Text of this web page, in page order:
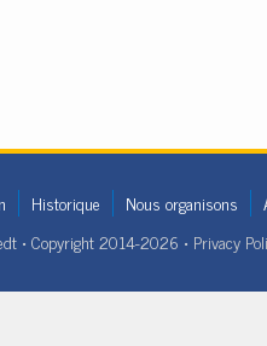
Historique Nous organisons
• Copyright 2014-2026 • Privacy